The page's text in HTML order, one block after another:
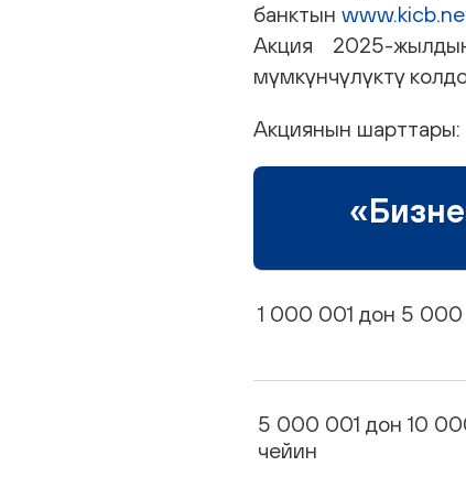
банктын
Акция 2025-
мүмкүнчүлүктү
Акциянын шарттары:
1 000 001 дон 5
5 000 001 дон 10
чейин